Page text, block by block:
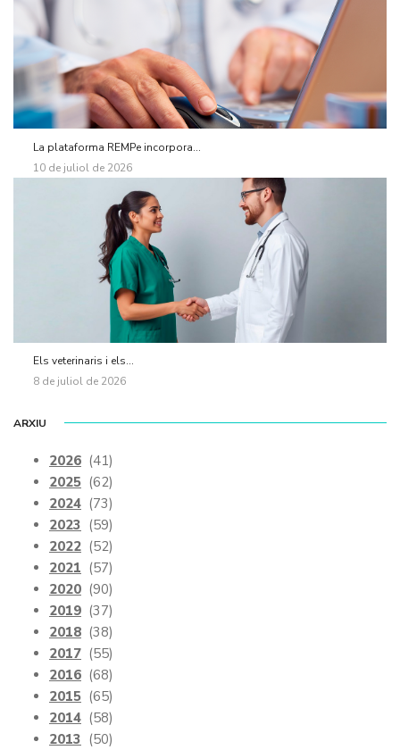
La plataforma REMPe incorpora...
10 de juliol de 2026
Els veterinaris i els...
8 de juliol de 2026
ARXIU
2026 (41)
2025 (62)
2024 (73)
2023 (59)
2022 (52)
2021 (57)
2020 (90)
2019 (37)
2018 (38)
2017 (55)
2016 (68)
2015 (65)
2014 (58)
2013 (50)